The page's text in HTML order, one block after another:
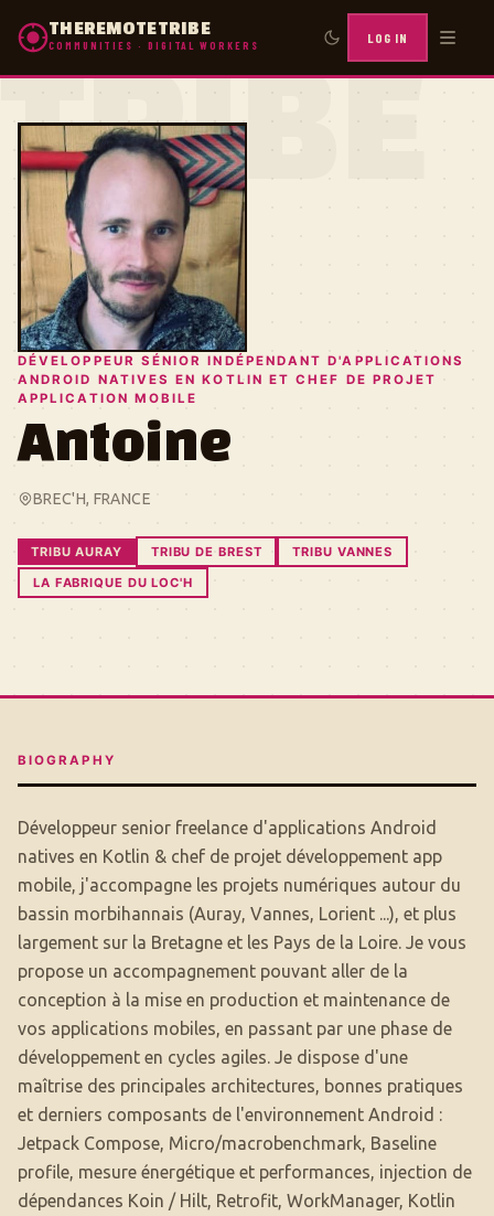
THEREMOTETRIBE
COMMUNITIES · DIGITAL WORKERS LOG IN
TRIBE
DÉVELOPPEUR SÉNIOR INDÉPENDANT D'APPLICATIONS
ANDROID NATIVES EN KOTLIN ET CHEF DE PROJET
APPLICATION MOBILE
Antoine
BREC'H, FRANCE
TRIBU AURAY TRIBU DE BREST
TRIBU VANNES
LA FABRIQUE DU LOC'H
BIOGRAPHY
Développeur senior freelance d'applications Android
natives en Kotlin & chef de projet développement app
mobile, j'accompagne les projets numériques autour du
bassin morbihannais (Auray, Vannes, Lorient ...), et plus
largement sur la Bretagne et les Pays de la Loire. Je vous
propose un accompagnement pouvant aller de la
conception à la mise en production et maintenance de
vos applications mobiles, en passant par une phase de
développement en cycles agiles. Je dispose d'une
maîtrise des principales architectures, bonnes pratiques
et derniers composants de l'environnement Android :
Jetpack Compose, Micro/macrobenchmark, Baseline
profile, mesure énergétique et performances, injection de
dépendances Koin / Hilt, Retrofit, WorkManager, Kotlin